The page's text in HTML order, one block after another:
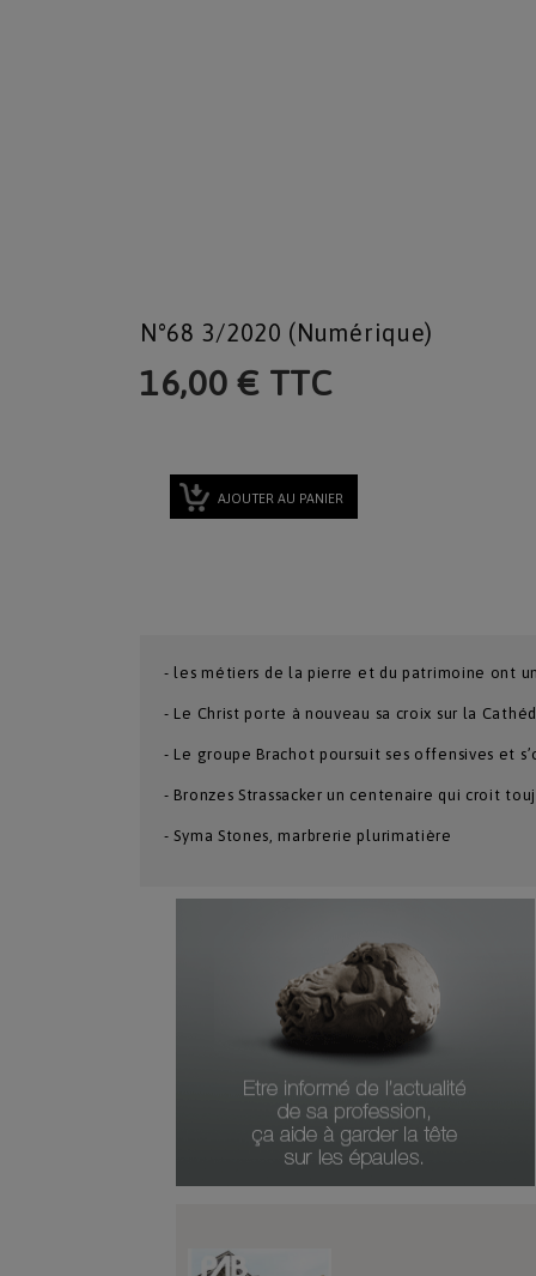
N°68 3/2020 (Numérique)
16,00 € TTC
AJOUTER AU PANIER
- les métiers de la pierre et du patrimoine ont
- Le Christ porte à nouveau sa croix sur la
- Le groupe Brachot poursuit ses offensives et
- Bronzes Strassacker un centenaire qui croit
- Syma Stones, marbrerie plurimatière
Numéro Du Produit
Type De Produit
Genre Du Produit